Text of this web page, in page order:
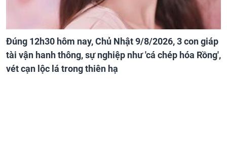
Đúng 12h30 hôm nay, Chủ Nhật 9/8/2026, 3 con giáp
tài vận hanh thông, sự nghiệp như 'cá chép hóa Rồng',
vét cạn lộc lá trong thiên hạ